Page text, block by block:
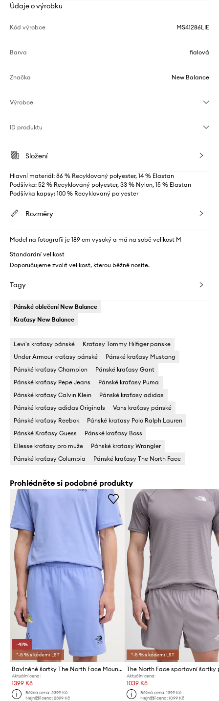
Údaje o výrobku
Kód výrobce MS41286LIE
Barva fialová
Značka New Balance
Výrobce
ID produktu
Složení
Hlavní materiál: 86 % Recyklovaný polyester, 14 % Elastan
Podšívka: 52 % Recyklovaný polyester, 33 % Nylon, 15 % Elastan
Podšívka kapsy: 100 % Recyklovaný polyester
Rozměry
Model na fotografii je 189 cm vysoký a má na sobě velikost M
Standardní velikost
Doporučujeme zvolit velikost, kterou běžně nosíte.
Tagy
Pánské oblečení New Balance
Kraťasy New Balance
Levi's kraťasy pánské
Kraťasy Tommy Hilfiger panske
Under Armour kraťasy pánské
Pánské kraťasy Mustang
Pánské kraťasy Champion
Pánské kraťasy Gant
Pánské kraťasy Pepe Jeans
Pánské kraťasy Puma
Pánské kraťasy Calvin Klein
Pánské kraťasy adidas
Pánské kraťasy adidas Originals
Vans kraťasy pánské
Pánské kraťasy Reebok
Pánské kraťasy Polo Ralph Lauren
Pánské Kraťasy Guess
Pánské kraťasy Boss
Ellesse kraťasy pro muže
Pánské kraťasy Wrangler
Pánské kraťasy Columbia
Pánské kraťasy The North Face
Prohlédněte si podobné produkty
-41%
*-5 % s kódem: LST
Bavlněné šortky The North Face Mountain Cleanup
Aktuální cena:
1399 Kč
Běžná cena:2399 Kč
Nejnižší cena:2399 Kč
*-5 % s kódem: LST
Aktuální cena:
1039 Kč
Běžná cena: 1399 Kč
Nejnižší cena: 1099 Kč